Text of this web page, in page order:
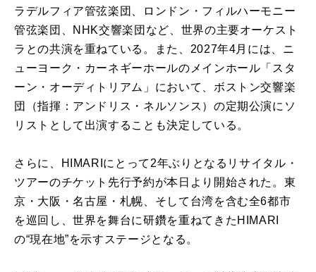
ラデルフィア管弦楽団、ロンドン・フィルハーモニー
管弦楽団、NHK交響楽団など、世界の主要オーケスト
ラとの共演を重ねている。また、2027年4月には、ニ
ューヨーク・カーネギーホールのメインホール「スタ
ーン・オーディトリアム」において、ボストン交響楽
団（指揮：アンドリス・ネルソンス）の定期公演にソ
リストとして出演することも決定している。
さらに、HIMARIにとって2年ぶりとなるリサイタル・
ツアーのチケット先行予約が本日より開始された。東
京・大阪・名古屋・札幌、そして台湾を含む全6都市
を巡回し、世界を舞台に研鑽を重ねてきたHIMARI
の“現在地”を示すステージとなる。